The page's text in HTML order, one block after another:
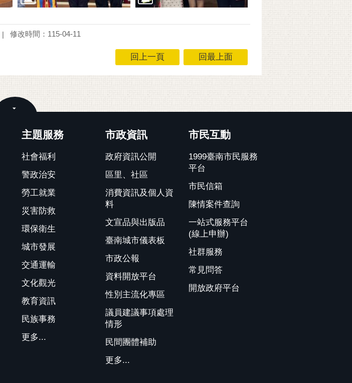
修改時間：115-04-11
回上一頁 回最上面
主題服務
社會福利
警政治安
勞工就業
災害防救
環保衛生
城市發展
交通運輸
文化觀光
教育資訊
民族事務
更多...
市政資訊
政府資訊公開
區里、社區
消費資訊及個人資
料
文宣品與出版品
臺南城市儀表板
市政公報
資料開放平台
性別主流化專區
議員建議事項處理
情形
民間團體補助
更多...
市民互動
1999臺南市民服務
平台
市民信箱
陳情案件查詢
一站式服務平台
(線上申辦)
社群服務
常見問答
開放政府平台